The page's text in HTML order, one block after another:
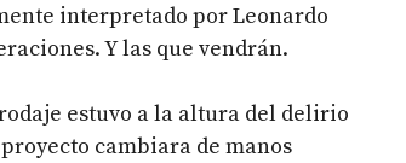
interpretado por Leonardo
Y las que vendrán.
estuvo a la altura del delirio
cambiara de manos